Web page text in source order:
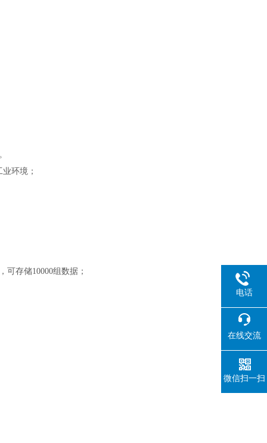
环境；
可存储10000组数据；
电话
在线交流
微信扫一扫